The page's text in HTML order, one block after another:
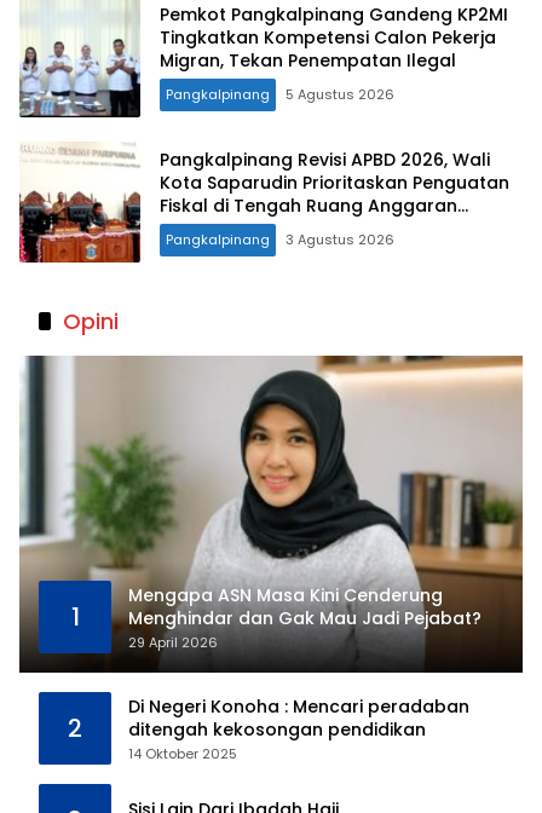
Pemkot Pangkalpinang Gandeng KP2MI
Tingkatkan Kompetensi Calon Pekerja
Migran, Tekan Penempatan Ilegal
Pangkalpinang 5 Agustus 2026
Pangkalpinang Revisi APBD 2026, Wali
Kota Saparudin Prioritaskan Penguatan
Fiskal di Tengah Ruang Anggaran
Terbatas
Pangkalpinang 3 Agustus 2026
Opini
1
Mengapa ASN Masa Kini Cenderung
Menghindar dan Gak Mau Jadi Pejabat?
29 April 2026
2
Di Negeri Konoha : Mencari peradaban
ditengah kekosongan pendidikan
14 Oktober 2025